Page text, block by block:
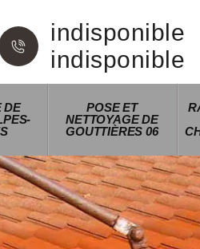
indisponible
indisponible
DE
POSE ET
NETTOYAGE DE
GOUTTIÈRES 06